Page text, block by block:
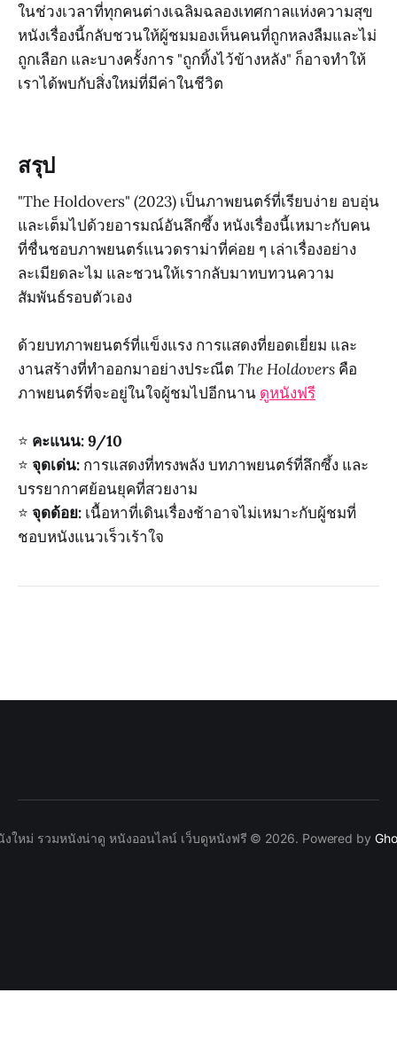
ในช่วงเวลาที่ทุกคนต่างเฉลิมฉลองเทศกาลแห่งความสุข
หนังเรื่องนี้กลับชวนให้ผู้ชมมองเห็นคนที่ถูกหลงลืมและไม่
ถูกเลือก และบางครั้งการ "ถูกทิ้งไว้ข้างหลัง" ก็อาจทำให้
เราได้พบกับสิ่งใหม่ที่มีค่าในชีวิต
สรุป
"The Holdovers" (2023) เป็นภาพยนตร์ที่เรียบง่าย อบอุ่น
และเต็มไปด้วยอารมณ์อันลึกซึ้ง หนังเรื่องนี้เหมาะกับคน
ที่ชื่นชอบภาพยนตร์แนวดราม่าที่ค่อย ๆ เล่าเรื่องอย่าง
ละเมียดละไม และชวนให้เรากลับมาทบทวนความ
สัมพันธ์รอบตัวเอง
ด้วยบทภาพยนตร์ที่แข็งแรง การแสดงที่ยอดเยี่ยม และ
งานสร้างที่ทำออกมาอย่างประณีต The Holdovers คือ
ภาพยนตร์ที่จะอยู่ในใจผู้ชมไปอีกนาน ดูหนังฟรี
⭐️ คะแนน: 9/10
⭐️ จุดเด่น: การแสดงที่ทรงพลัง บทภาพยนตร์ที่ลึกซึ้ง และ
บรรยากาศย้อนยุคที่สวยงาม
⭐️ จุดด้อย: เนื้อหาที่เดินเรื่องช้าอาจไม่เหมาะกับผู้ชมที่
ชอบหนังแนวเร็วเร้าใจ
งใหม่ รวมหนังน่าดู หนังออนไลน์ เว็บดูหนังฟรี © 2026. Powered by